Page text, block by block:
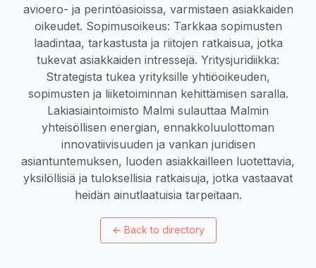
avioero- ja perintöasioissa, varmistaen asiakkaiden
oikeudet. Sopimusoikeus: Tarkkaa sopimusten
laadintaa, tarkastusta ja riitojen ratkaisua, jotka
tukevat asiakkaiden intressejä. Yritysjuridiikka:
Strategista tukea yrityksille yhtiöoikeuden,
sopimusten ja liiketoiminnan kehittämisen saralla.
Lakiasiaintoimisto Malmi sulauttaa Malmin
yhteisöllisen energian, ennakkoluulottoman
innovatiivisuuden ja vankan juridisen
asiantuntemuksen, luoden asiakkailleen luotettavia,
yksilöllisiä ja tuloksellisia ratkaisuja, jotka vastaavat
heidän ainutlaatuisia tarpeitaan.
← Back to directory